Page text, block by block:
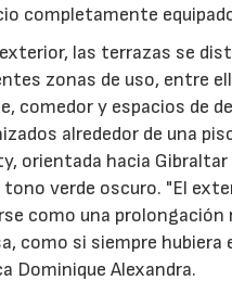
completamente
las terrazas se
zonas de uso, entre
comedor y espacios de
alrededor de una
orientada hacia
tono verde oscuro. "El
como una prolongación
como si siempre hubiera
Dominique Alexandra.